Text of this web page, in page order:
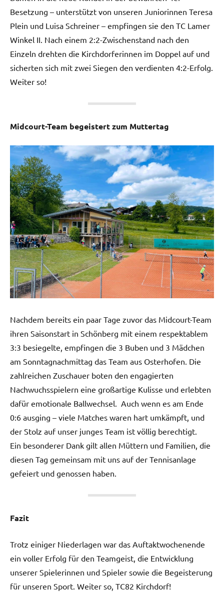
Besetzung – unterstützt von unseren Juniorinnen Teresa
Plein und Luisa Schreiner – empfingen sie den TC Lamer
Winkel II. Nach einem 2:2-Zwischenstand nach den
Einzeln drehten die Kirchdorferinnen im Doppel auf und
sicherten sich mit zwei Siegen den verdienten 4:2-Erfolg.
Weiter so!
Midcourt-Team begeistert zum Muttertag
Nachdem bereits ein paar Tage zuvor das Midcourt-Team
ihren Saisonstart in Schönberg mit einem respektablem
3:3 besiegelte, empfingen die 3 Buben und 3 Mädchen
am Sonntagnachmittag das Team aus Osterhofen. Die
zahlreichen Zuschauer boten den engagierten
Nachwuchsspielern eine großartige Kulisse und erlebten
dafür emotionale Ballwechsel. Auch wenn es am Ende
0:6 ausging – viele Matches waren hart umkämpft, und
der Stolz auf unser junges Team ist völlig berechtigt.
Ein besonderer Dank gilt allen Müttern und Familien, die
diesen Tag gemeinsam mit uns auf der Tennisanlage
gefeiert und genossen haben.
Fazit
Trotz einiger Niederlagen war das Auftaktwochenende
ein voller Erfolg für den Teamgeist, die Entwicklung
unserer Spielerinnen und Spieler sowie die Begeisterung
für unseren Sport. Weiter so, TC82 Kirchdorf!